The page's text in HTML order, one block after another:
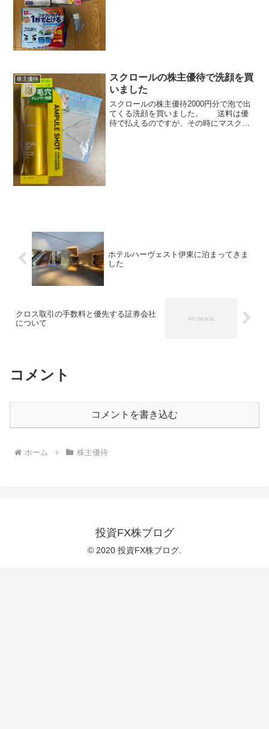
株主優待
スクロールの株主優待で洗顔を買
いました
スクロールの株主優待2000円分で泡で出
てくる洗顔を買いました。 送料は優
待で払えるのですが、その時にマスクを
ホテルハーヴェスト伊東に泊まってきま
した
クロス取引の手数料と優先する証券会社
について
コメント
コメントを書き込む
ホーム 株主優待
投資FX株ブログ
© 2020 投資FX株ブログ.